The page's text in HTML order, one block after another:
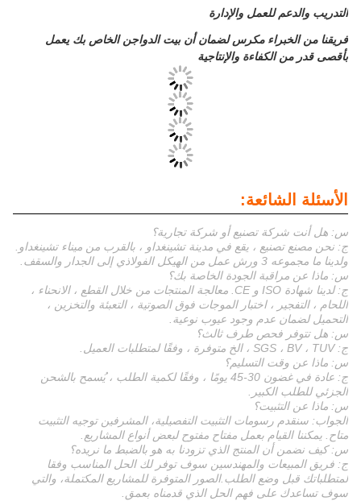
التدريب والدعم للعمل والإدارة
فريقنا من الخبراء مكرس لضمان أن بيت الدواجن الخاص بك يعمل
بأقصى قدر من الكفاءة والإنتاجية
الأسئلة الشائعة:
س: هل أنت شركة تصنيع أو شركة تجارية؟
ج: نحن مصنع تصنيع ، يقع في مدينة تشينغداو ، بالقرب من ميناء تشينغداو.
ولدينا ما مجموعه 3 ورش عمل من الهيكل الفولاذي إلى الجدار والسقف.
س: ماذا عن مراقبة الجودة الخاصة بك؟
ج: لدينا شهادة ISO و CE. معالجة المنتجات من خلال القطع ، الانحناء ،
اللحام ، التفجير ، اختبار الموجات فوق الصوتية ، التعبئة والتخزين ،
التحميل لضمان عدم وجود عيوب نوعية.
س: هل تتوفر فحص طرف ثالث؟
ج: SGS ، BV ، TUV ، الخ متوفرة ، وفقًا لمتطلبات العميل.
س: ماذا عن وقت التسليم؟
ج: عادة في غضون 30-45 يومًا ، وفقًا لكمية الطلب ، يُسمح بالشحن
الجزئي للطلب الكبير.
س: ماذا عن التثبيت؟
الجواب: سنقدم رسومات التثبيت التفصيلية، المشرفين توجيه التثبيت
متاح. يمكننا القيام بعمل مفتاح مفتوح لبعض أنواع المشاريع.
س: كيف نضمن أن المنتج الذي تزودنا به هو بالضبط ما نريده؟
ج: فريق المبيعات والمهندسين سوف توفر لك الحل المناسب وفقا
لمتطلباتك قبل وضع الطلب.الصور المتوفرة للمشاريع المكتملة، والتي
سوف تساعدك على فهم الحل الذي قدمناه بعمق.